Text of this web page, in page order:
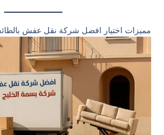
مميزات اختيار افضل شركة نقل عفش بالطائف